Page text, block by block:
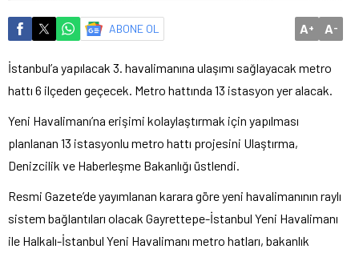
ABONE OL A+ A-
İstanbul’a yapılacak 3. havalimanına ulaşımı sağlayacak metro
hattı 6 ilçeden geçecek. Metro hattında 13 istasyon yer alacak.
Yeni Havalimanı’na erişimi kolaylaştırmak için yapılması
planlanan 13 istasyonlu metro hattı projesini Ulaştırma,
Denizcilik ve Haberleşme Bakanlığı üstlendi.
Resmi Gazete’de yayımlanan karara göre yeni havalimanının raylı
sistem bağlantıları olacak Gayrettepe-İstanbul Yeni Havalimanı
ile Halkalı-İstanbul Yeni Havalimanı metro hatları, bakanlık